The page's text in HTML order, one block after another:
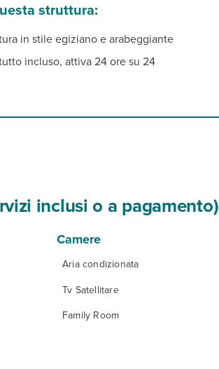
struttura:
in stile egiziano e arabeggiante
incluso, attiva 24 ore su 24
inclusi o a pagamento)
Camere
Aria condizionata
Tv Satellitare
Family Room